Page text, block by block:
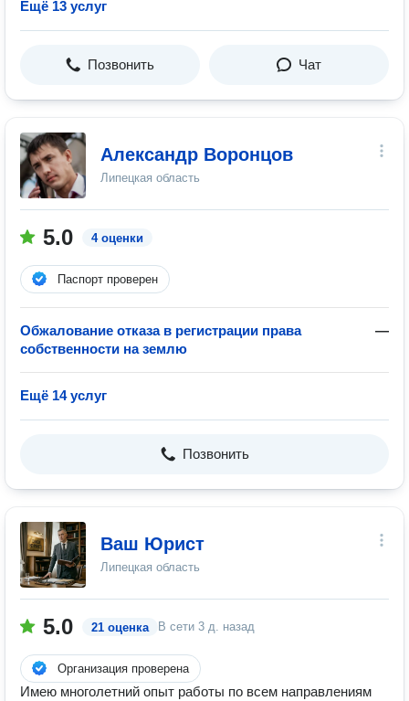
Ещё 13 услуг
Позвонить Чат
Александр Воронцов
Липецкая область
5.0 4 оценки
Паспорт проверен
Обжалование отказа в регистрации права
собственности на землю
—
Ещё 14 услуг
Позвонить
Ваш Юрист
Липецкая область
5.0 21 оценка В сети 3 д. назад
Организация проверена
Имею многолетний опыт работы по всем направлениям